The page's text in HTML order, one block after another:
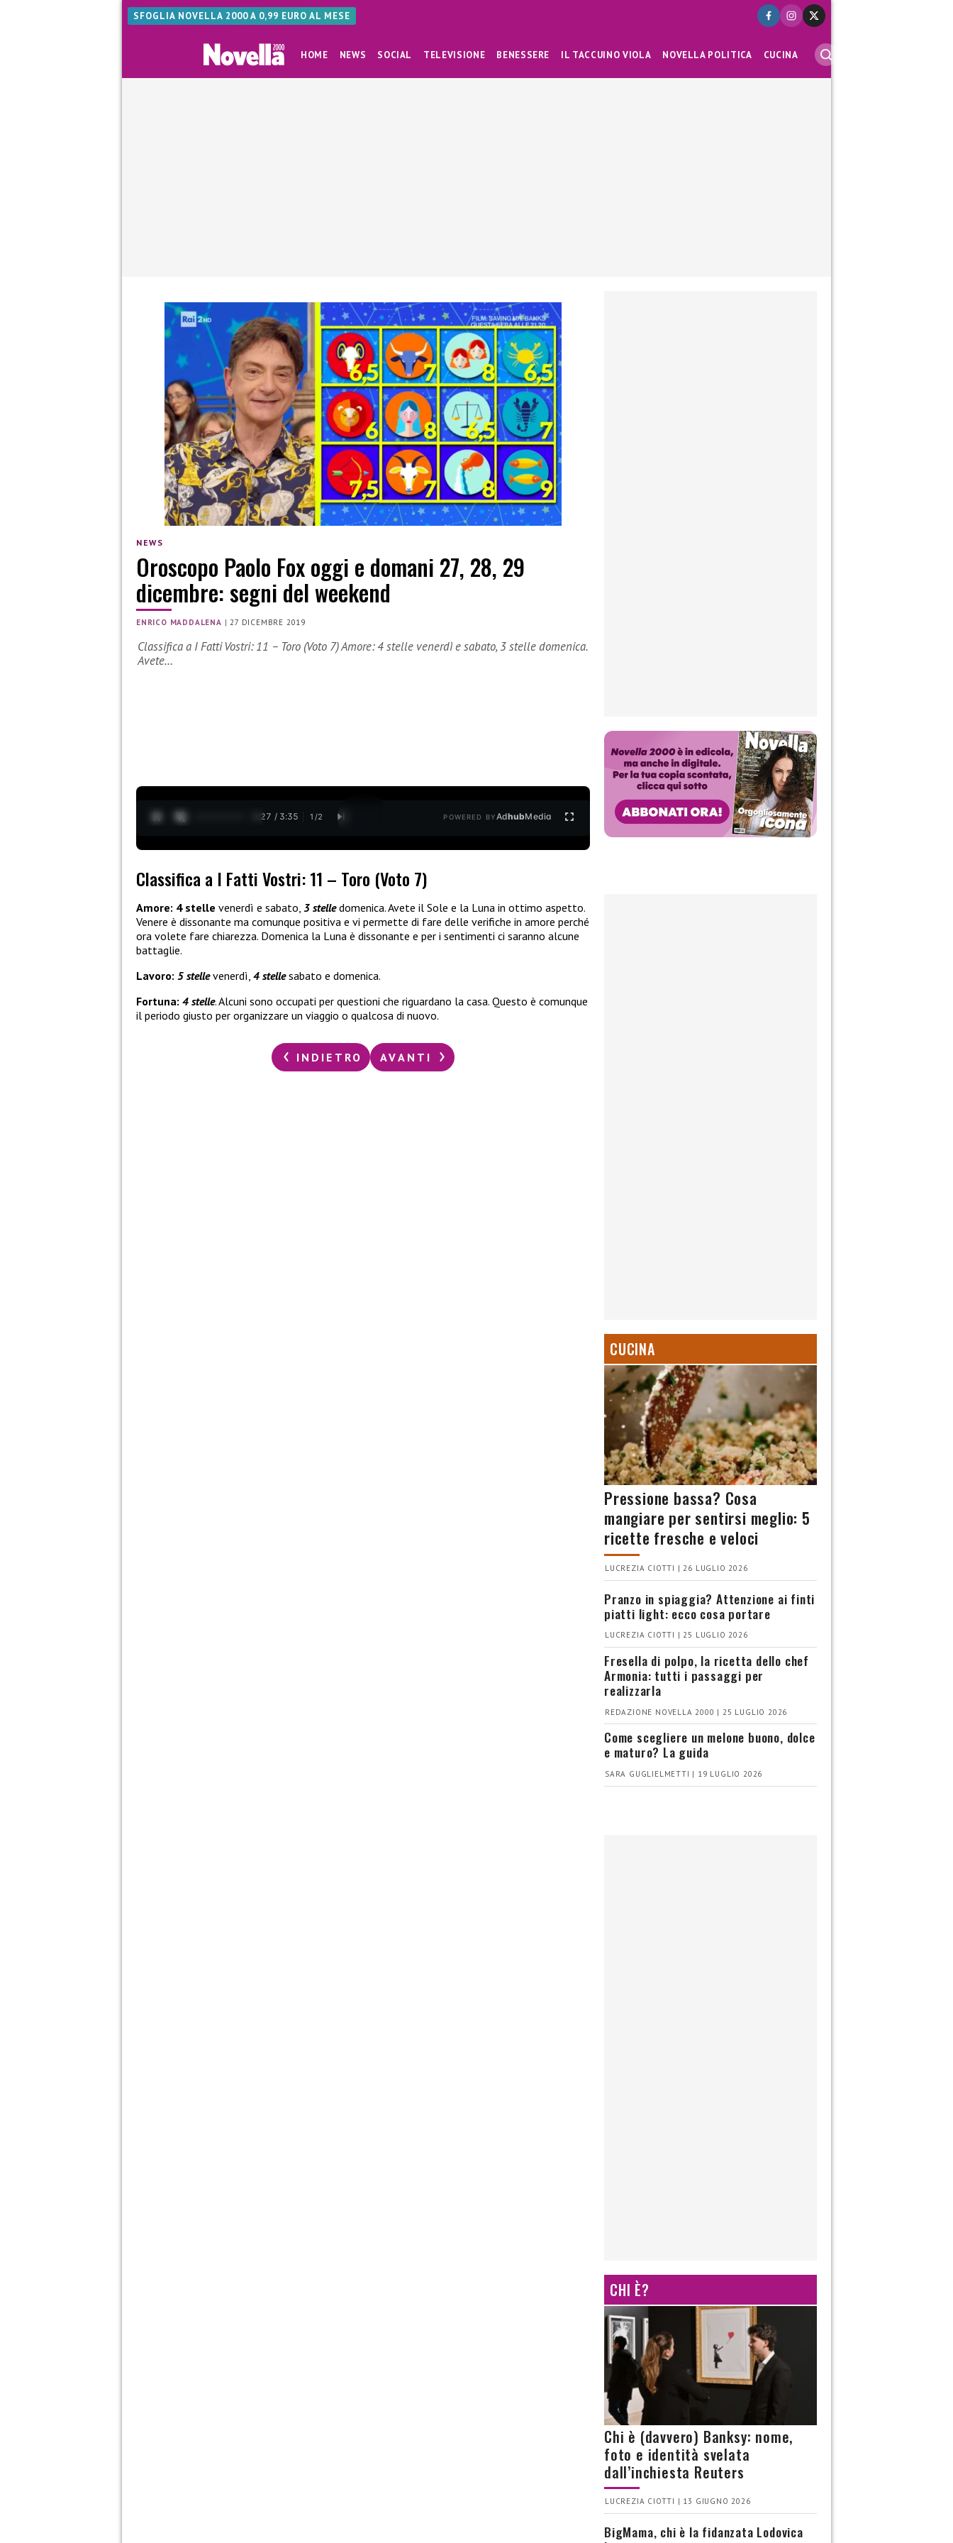
SFOGLIA NOVELLA 2000 A 0,99 EURO AL MESE
HOME NEWS SOCIAL TELEVISIONE BENESSERE IL TACCUINO VIOLA NOVELLA POLITICA CUCINA
NEWS
Oroscopo Paolo Fox oggi e domani 27, 28, 29
dicembre: segni del weekend
ENRICO MADDALENA |27 DICEMBRE 2019
Classifica a I Fatti Vostri: 11 – Toro (Voto 7) Amore: 4 stelle venerdì e sabato, 3 stelle domenica.
Avete…
0:28 / 3:35 1 /2 POWERED BYAdhubMedia
Classifica a I Fatti Vostri: 11 – Toro (Voto 7)
Amore: 4 stelle venerdì e sabato, 3 stelledomenica. Avete il Sole e la Luna in ottimo aspetto.
Venere è dissonante ma comunque positiva e vi permette di fare delle verifiche in amore perché
ora volete fare chiarezza. Domenica la Luna è dissonante e per i sentimenti ci saranno alcune
battaglie.
Lavoro: 5 stellevenerdì, 4 stellesabato e domenica.
Fortuna: 4 stelle. Alcuni sono occupati per questioni che riguardano la casa. Questo è comunque
il periodo giusto per organizzare un viaggio o qualcosa di nuovo.
INDIETRO AVANTI
CUCINA
Pressione bassa? Cosa
mangiare per sentirsi meglio: 5
ricette fresche e veloci
LUCREZIA CIOTTI | 26 LUGLIO 2026
Pranzo in spiaggia? Attenzione ai finti
piatti light: ecco cosa portare
LUCREZIA CIOTTI | 25 LUGLIO 2026
Fresella di polpo, la ricetta dello chef
Armonia: tutti i passaggi per
realizzarla
REDAZIONE NOVELLA 2000 | 25 LUGLIO 2026
Come scegliere un melone buono, dolce
e maturo? La guida
SARA GUGLIELMETTI | 19 LUGLIO 2026
CHI È?
Chi è (davvero) Banksy: nome,
foto e identità svelata
dall’inchiesta Reuters
LUCREZIA CIOTTI | 13 GIUGNO 2026
BigMama, chi è la fidanzata Lodovica